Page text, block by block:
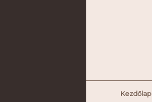
Kezdőlap